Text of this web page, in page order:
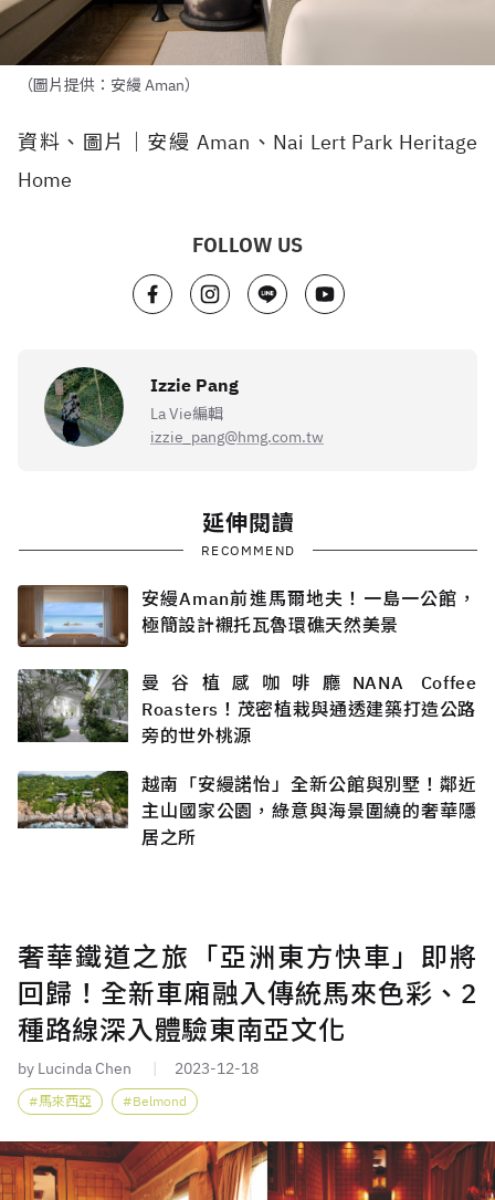
（圖片提供：安縵 Aman）
資料、圖片｜安縵 Aman、Nai Lert Park Heritage
Home
FOLLOW US
Izzie Pang
La Vie編輯
izzie_pang@hmg.com.tw
延伸閱讀
RECOMMEND
安縵Aman前進馬爾地夫！一島一公館，
極簡設計襯托瓦魯環礁天然美景
曼谷植感咖啡廳NANA Coffee
Roasters！茂密植栽與通透建築打造公路
旁的世外桃源
越南「安縵諾怡」全新公館與別墅！鄰近
主山國家公園，綠意與海景圍繞的奢華隱
居之所
奢華鐵道之旅「亞洲東方快車」即將
回歸！全新車廂融入傳統馬來色彩、2
種路線深入體驗東南亞文化
by Lucinda Chen 2023-12-18
馬來西亞 Belmond